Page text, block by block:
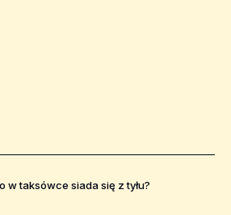
w taksówce siada się z tyłu?